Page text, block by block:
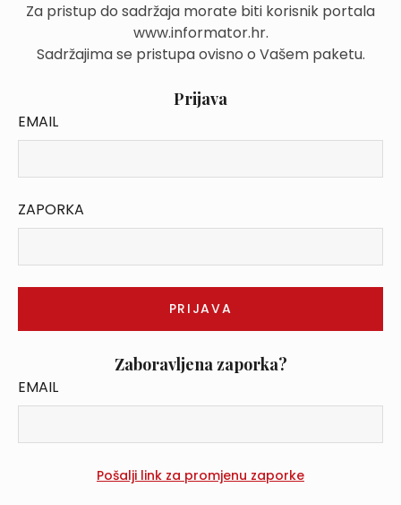
Za pristup do sadržaja morate biti korisnik portala
www.informator.hr.
Sadržajima se pristupa ovisno o Vašem paketu.
Prijava
EMAIL
ZAPORKA
Zaboravljena zaporka?
EMAIL